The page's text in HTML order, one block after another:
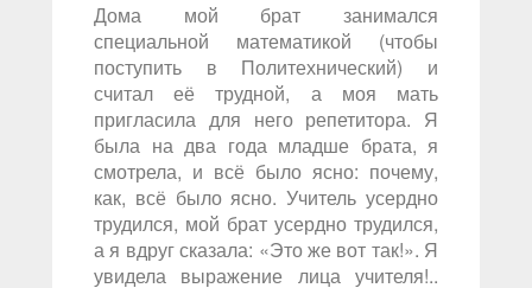
Дома мой брат занимался
специальной математикой (чтобы
поступить в Политехнический) и
считал её трудной, а моя мать
пригласила для него репетитора. Я
была на два года младше брата, я
смотрела, и всё было ясно: почему,
как, всё было ясно. Учитель усердно
трудился, мой брат усердно трудился,
а я вдруг сказала: «Это же вот так!». Я
увидела выражение лица учителя!..